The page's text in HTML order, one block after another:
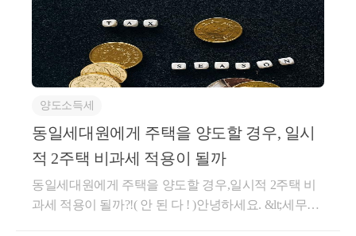
주택 특례가 아닌, 상속받은 주택으로 2주택이 된 경우
에 대해서 알아보겠습니다.내 용상속받은 주택과일반
주택을 각각 1개씩 소유하고 있는 1세대가 일반주택
(상속개시 당시 보유한 주택)을 양도하는 경우에는 1세
대 1주택 비과세를 적용합니다.상속받은 주택의 범위
1. 조합원입주권 또는 분양권을 상속받아 사업시행완
료 후 취득한 신축주택2. 피상속인이 상속개시 당시 2
이상의 주택을 소유한 경우에는 다음의 순위에 따른 1
상속인이 소유한 기간이 같은 주택이 2이상일 경우에
는 피상속인이거주한 기간이 가장 긴1주택3) 피상속인
(A) 을 가지고 있던 1세대가 그 집을 구입한 날부터 1년
이상이 지난 후, 새로운 주택 1채 (B)를 추가 구입하여
일시적으로 2주택이 된 경우로서, 새로운 주택(B)를 구
입한 날부터 3년 내에(조정지역내의 경우 2년 이내) 2
년이상 보유한 종전의 주택(A) 를 양도하면 비과세가
적용 됩니다. 다만, 이 경우 양도가액이 9억원을 초과
하는 경우 초과분에 대해서는 양도소득세가 과세 됩니
정대상지역 내 신규주택(B)를 취득한 경우신규주택(B)
를 취득 후 1년 이내 전입요건과 1년이내 종전주택(A)
를 양도해야 비과세가 적용됩니다. (단, 신규주택에 기
양도소득세
동일세대원에게 주택을 양도할 경우, 일시
적 2주택 비과세 적용이 될까
동일세대원에게 주택을 양도할 경우,일시적 2주택 비
과세 적용이 될까?!( 안 된 다 ! )안녕하세요. &lt;세무회